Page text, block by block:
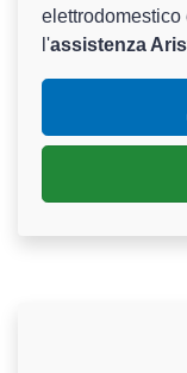
elettrodomestico
l'assistenza